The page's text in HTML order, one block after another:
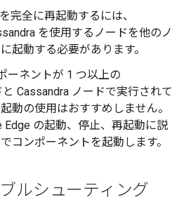
完全に再起動するには、
を使用するノードを他のノ
起動する必要があります。
ーネントが 1 つ以上の
Cassandra ノードで実行されて
動の使用はおすすめしません。
Edge の起動、停止、再起動に説
コンポーネントを起動します。
ルシューティング